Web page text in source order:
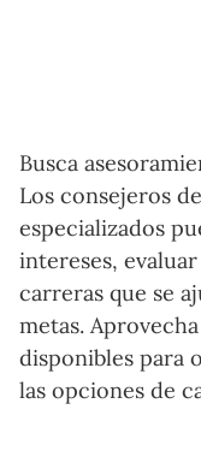
Busca
Los consejeros
especializados
intereses,
carreras que se
metas.
disponibles para
las opciones de